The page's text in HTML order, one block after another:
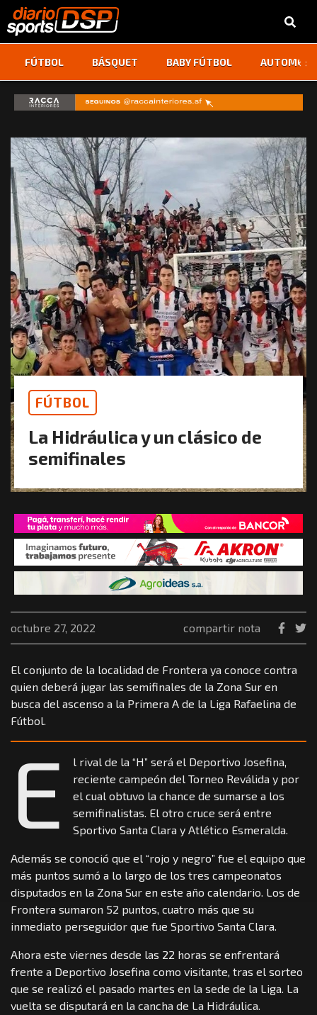
FÚTBOL BÁSQUET BABY FÚTBOL ‹ ›
FÚTBOL
La Hidráulica y un clásico de
semifinales
octubre 27, 2022 compartir nota
El conjunto de la localidad de Frontera ya conoce contra
quien deberá jugar las semifinales de la Zona Sur en
busca del ascenso a la Primera A de la Liga Rafaelina de
Fútbol.
E
l rival de la “H” será el Deportivo Josefina,
reciente campeón del Torneo Reválida y por
el cual obtuvo la chance de sumarse a los
semifinalistas. El otro cruce será entre
Sportivo Santa Clara y Atlético Esmeralda.
Además se conoció que el “rojo y negro” fue el equipo que
más puntos sumó a lo largo de los tres campeonatos
disputados en la Zona Sur en este año calendario. Los de
Frontera sumaron 52 puntos, cuatro más que su
inmediato perseguidor que fue Sportivo Santa Clara.
Ahora este viernes desde las 22 horas se enfrentará
frente a Deportivo Josefina como visitante, tras el sorteo
que se realizó el pasado martes en la sede de la Liga. La
vuelta se disputará en la cancha de La Hidráulica.